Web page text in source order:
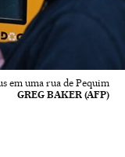
em uma rua de Pequim
GREG BAKER (AFP)